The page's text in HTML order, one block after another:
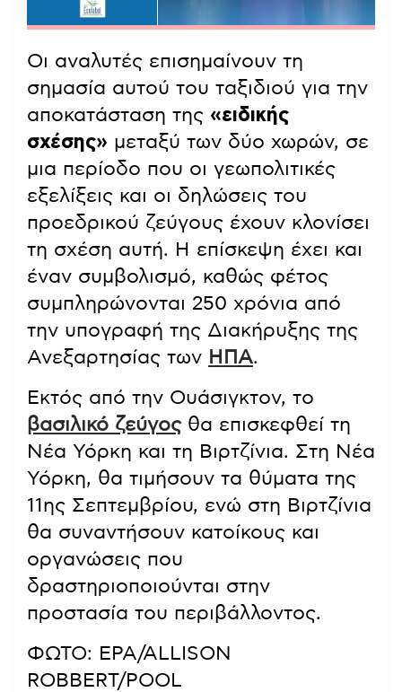
Οι αναλυτές επισημαίνουν τη
σημασία αυτού του ταξιδιού για την
αποκατάσταση της «ειδικής
σχέσης» μεταξύ των δύο χωρών, σε
μια περίοδο που οι γεωπολιτικές
εξελίξεις και οι δηλώσεις του
προεδρικού ζεύγους έχουν κλονίσει
τη σχέση αυτή. Η επίσκεψη έχει και
έναν συμβολισμό, καθώς φέτος
συμπληρώνονται 250 χρόνια από
την υπογραφή της Διακήρυξης της
Ανεξαρτησίας των ΗΠΑ.
Εκτός από την Ουάσιγκτον, το
βασιλικό ζεύγοςθα επισκεφθεί τη
Νέα Υόρκη και τη Βιρτζίνια. Στη Νέα
Υόρκη, θα τιμήσουν τα θύματα της
11ης Σεπτεμβρίου, ενώ στη Βιρτζίνια
θα συναντήσουν κατοίκους και
οργανώσεις που
δραστηριοποιούνται στην
προστασία του περιβάλλοντος.
ΦΩΤΟ: EPA/ALLISON
ROBBERT/POOL